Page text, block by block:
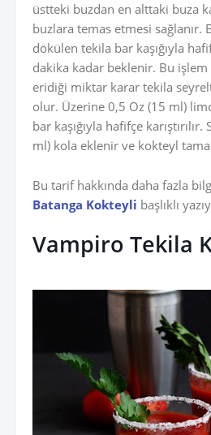
üstteki buzdan en alttaki buza
buzlara temas etmesi sağlanır.
dökülen tekila bar kaşığıyla
dakika kadar beklenir. Bu işlem
eridiği miktar karar tekila
olur. Üzerine 0,5 Oz (15 ml)
bar kaşığıyla hafifçe
ml) kola eklenir ve kokteyl
Bu tarif hakkında daha fazla
Batanga Kokteyli başlıklı
Vampiro Tekila